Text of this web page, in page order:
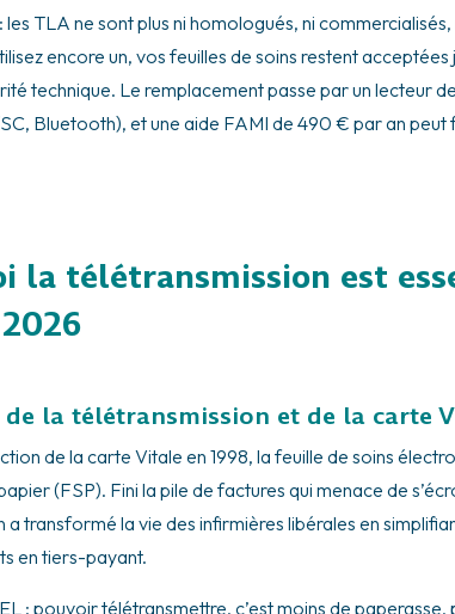
: les TLA ne sont plus ni homologués, ni
encore un, vos feuilles de soins restent acceptées
technique. Le remplacement passe par un lecteur
Bluetooth), et une aide FAMI de 490 € par an peut
la télétransmission est
la télétransmission et de la carte
de la carte Vitale en 1998, la feuille de soins
(FSP). Fini la pile de factures qui menace de
a transformé la vie des infirmières libérales en
en tiers-payant.
: pouvoir télétransmettre, c’est moins de